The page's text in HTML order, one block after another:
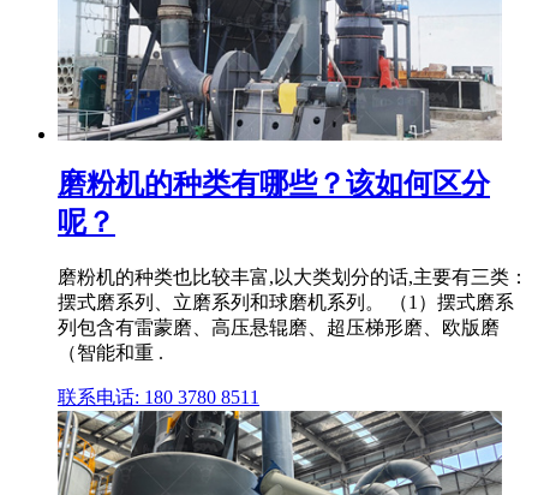
磨粉机的种类有哪些？该如何区分
呢？
磨粉机的种类也比较丰富,以大类划分的话,主要有三类：
摆式磨系列、立磨系列和球磨机系列。 （1）摆式磨系
列包含有雷蒙磨、高压悬辊磨、超压梯形磨、欧版磨
（智能和重 .
联系电话: 180 3780 8511